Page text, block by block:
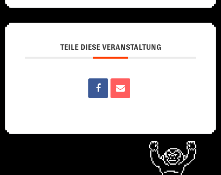
TEILE DIESE VERANSTALTUNG